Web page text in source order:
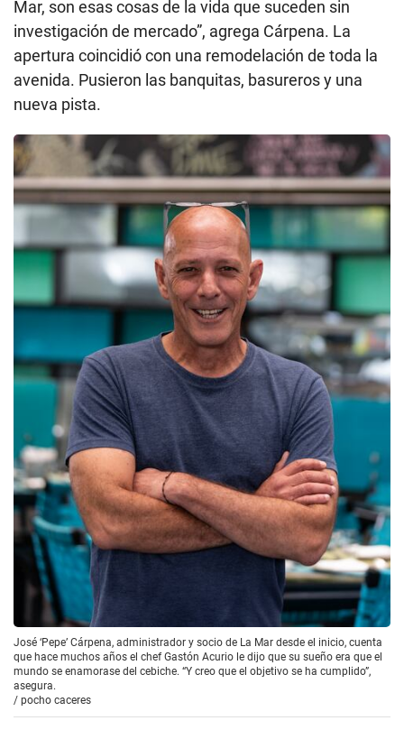
Mar, son esas cosas de la vida que suceden sin
investigación de mercado”, agrega Cárpena. La
apertura coincidió con una remodelación de toda la
avenida. Pusieron las banquitas, basureros y una
nueva pista.
José ‘Pepe’ Cárpena, administrador y socio de La Mar desde el inicio, cuenta
que hace muchos años el chef Gastón Acurio le dijo que su sueño era que el
mundo se enamorase del cebiche. “Y creo que el objetivo se ha cumplido”,
asegura.
/ pocho caceres